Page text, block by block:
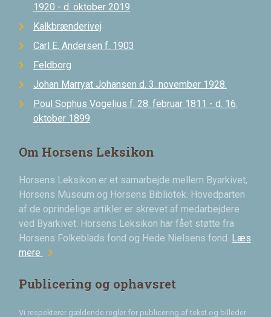
1920 - d. oktober 2019
Kalkbrænderivej
Carl E. Andersen f. 1903
Feldborg
Johan Marryat Johansen d. 3. november 1928.
Poul Sophus Vogelius f. 28. februar 1811 - d. 16.
oktober 1899
Om Horsens Leksikon
Horsens Leksikon er et samarbejde mellem Byarkivet,
Horsens Museum og Horsens Bibliotek. Hovedparten
af de oprindelige artikler er skrevet af medarbejdere
ved Byarkivet. Horsens Leksikon har fået støtte fra
Horsens Folkeblads fond og Hede Nielsens fond. Læs
mere chevron_right
Publicering og ophavsret
Vi respekterer gældende regler for publicering af tekst og billeder